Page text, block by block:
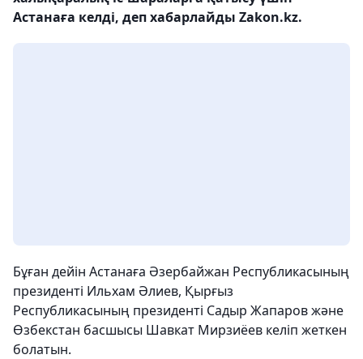
Астанаға келді, деп хабарлайды Zakon.kz.
Бұған дейін Астанаға Әзербайжан Республикасының
президенті Ильхам Әлиев, Қырғыз
Республикасының президенті Садыр Жапаров және
Өзбекстан басшысы Шавкат Мирзиёев келіп жеткен
болатын.